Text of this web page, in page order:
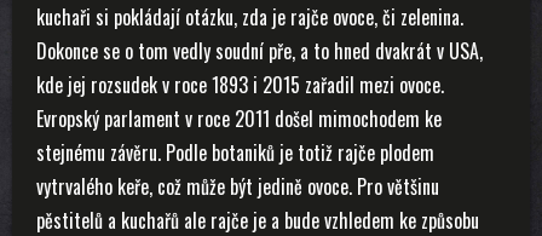
kuchaři si pokládají otázku, zda je rajče ovoce, či zelenina.
Dokonce se o tom vedly soudní pře, a to hned dvakrát v USA,
kde jej rozsudek v roce 1893 i 2015 zařadil mezi ovoce.
Evropský parlament v roce 2011 došel mimochodem ke
stejnému závěru. Podle botaniků je totiž rajče plodem
vytrvalého keře, což může být jedině ovoce. Pro většinu
pěstitelů a kuchařů ale rajče je a bude vzhledem ke způsobu